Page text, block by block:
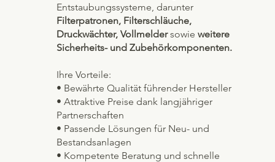
Entstaubungssysteme, darunter
Filterpatronen, Filterschläuche,
Druckwächter, Vollmeldersowie weitere
Sicherheits- und Zubehörkomponenten.
Ihre Vorteile:
• Bewährte Qualität führender Hersteller
• Attraktive Preise dank langjähriger
Partnerschaften
• Passende Lösungen für Neu- und
Bestandsanlagen
• Kompetente Beratung und schnelle